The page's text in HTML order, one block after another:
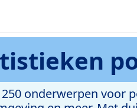
onderwerpen voor